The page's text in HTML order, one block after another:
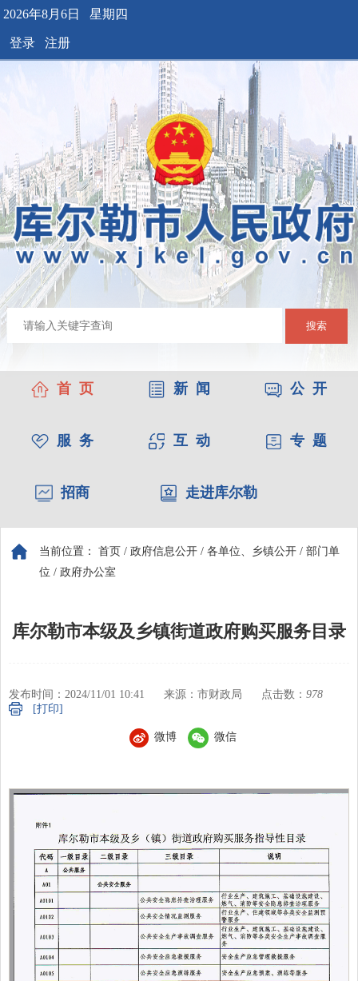
2026年8月6日 星期四
登录 注册
搜索
首 页 新 闻 公 开
服 务 互 动 专 题
招商 走进库尔勒
当前位置： 首页 / 政府信息公开 / 各单位、乡镇公开 / 部门单
位 / 政府办公室
库尔勒市本级及乡镇街道政府购买服务目录
发布时间：2024/11/01 10:41 来源：市财政局 点击数： 978
[打印]
微博 微信